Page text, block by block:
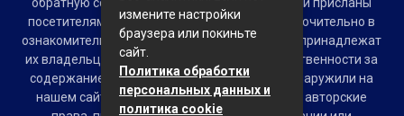
посетителями сайта и предоставляются исключительно в
ознакомительных целях. Права на материалы принадлежат
их владельцам. Администрация сайта ответственности за
содержание материала не несет. Если Вы обнаружили на
нашем сайте материалы, которые нарушают авторские
измените настройки
браузера или покиньте
сайт.
Политика обработки
персональных данных и
политика cookie